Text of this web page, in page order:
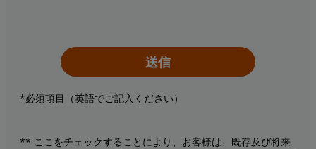
送信
*必須項目（英語でご記入ください）
** ここをチェックすることにより、お客様は、既存及び将来